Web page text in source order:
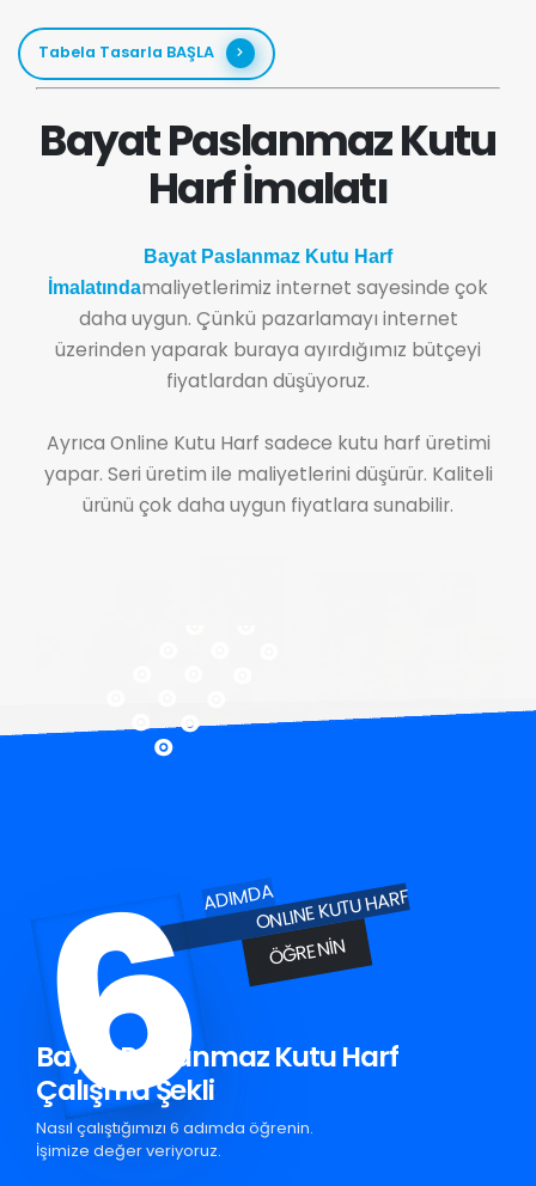
Tabela Tasarla BAŞLA
Bayat Paslanmaz Kutu
Harf İmalatı
Bayat Paslanmaz Kutu Harf
İmalatındamaliyetlerimiz internet sayesinde çok
daha uygun. Çünkü pazarlamayı internet
üzerinden yaparak buraya ayırdığımız bütçeyi
fiyatlardan düşüyoruz.
Ayrıca Online Kutu Harf sadece kutu harf üretimi
yapar. Seri üretim ile maliyetlerini düşürür. Kaliteli
ürünü çok daha uygun fiyatlara sunabilir.
6ADIMDAONLINE KUTU HARF
ÖĞRENIN
Bayat Paslanmaz Kutu Harf
Çalışma Şekli
Nasıl çalıştığımızı 6 adımda öğrenin.
İşimize değer veriyoruz.